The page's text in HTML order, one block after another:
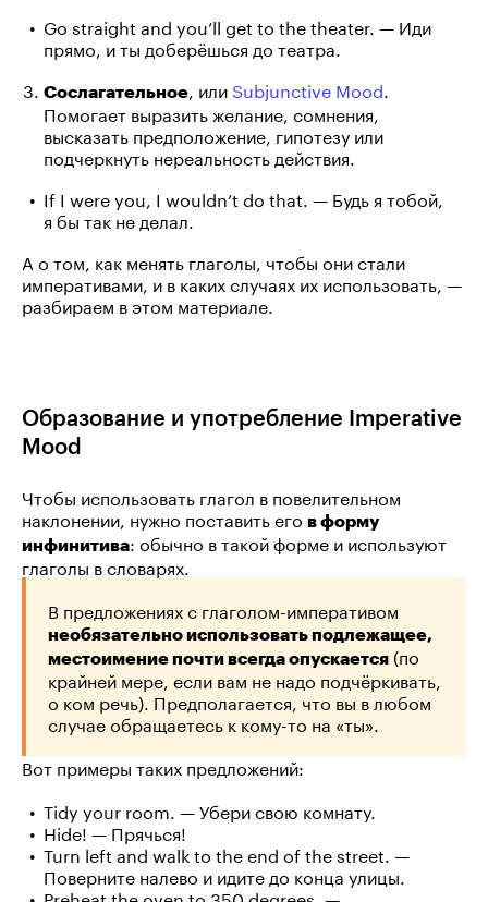
Go straight and you’ll get to the theater. — Иди
прямо, и ты доберёшься до театра.
Сослагательное, или Subjunctive Mood.
Помогает выразить желание, сомнения,
высказать предположение, гипотезу или
подчеркнуть нереальность действия.
If I were you, I wouldn’t do that. — Будь я тобой,
я бы так не делал.
А о том, как менять глаголы, чтобы они стали
императивами, и в каких случаях их использовать, —
разбираем в этом материале.
Образование и употребление Imperative
Mood
Чтобы использовать глагол в повелительном
наклонении, нужно поставить его в форму
инфинитива: обычно в такой форме и используют
глаголы в словарях.
В предложениях с глаголом-императивом
необязательно использовать подлежащее,
местоимение почти всегда опускается (по
крайней мере, если вам не надо подчёркивать,
о ком речь). Предполагается, что вы в любом
случае обращаетесь к кому-то на «ты».
Вот примеры таких предложений:
Tidy your room. — Убери свою комнату.
Hide! — Прячься!
Turn left and walk to the end of the street. —
Поверните налево и идите до конца улицы.